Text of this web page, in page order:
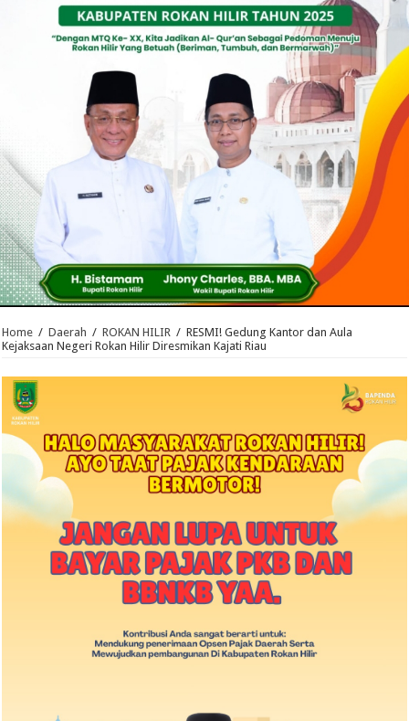
Home / Daerah / ROKAN HILIR / RESMI! Gedung Kantor dan Aula
Kejaksaan Negeri Rokan Hilir Diresmikan Kajati Riau